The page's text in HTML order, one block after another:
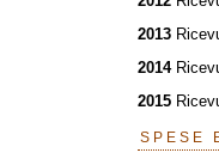
2013
2014
2015
SPESE